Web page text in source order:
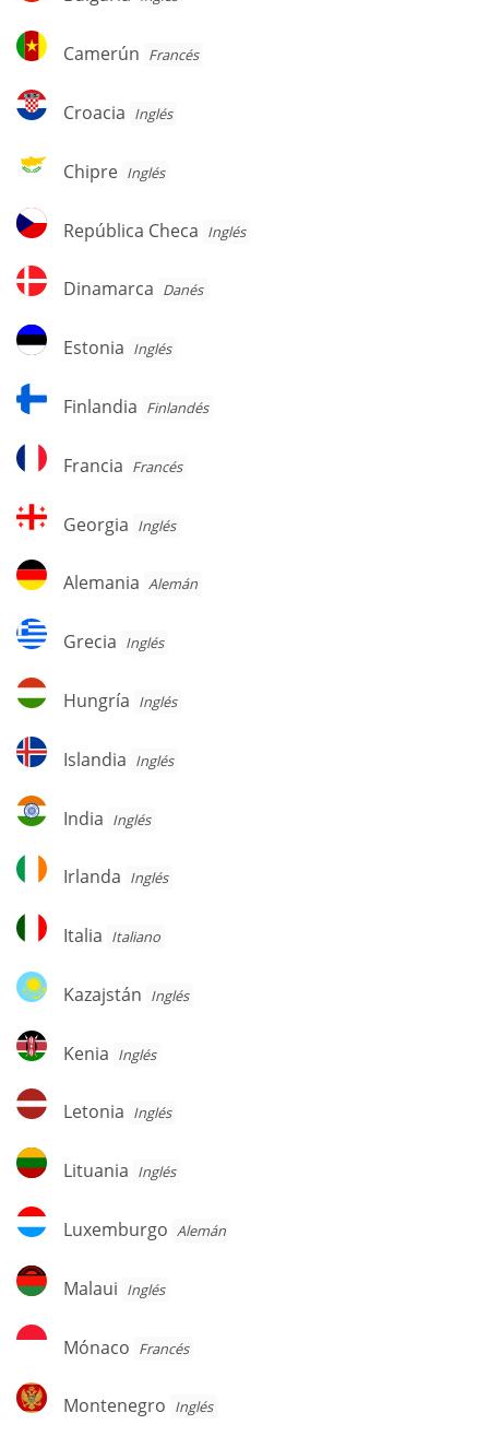
Camerún
Camerún Francés
Croacia
Croacia Inglés
Chipre
Chipre Inglés
República
Checa
República Checa Inglés
Dinamarca
Dinamarca Danés
Estonia
Estonia Inglés
Finlandia
Finlandia Finlandés
Francia
Francia Francés
Georgia
Georgia Inglés
Alemania
Alemania Alemán
Grecia
Grecia Inglés
Hungría
Hungría Inglés
Islandia
Islandia Inglés
India
India Inglés
Irlanda
Irlanda Inglés
Italia
Italia Italiano
Kazajstán
Kazajstán Inglés
Kenia
Kenia Inglés
Letonia
Letonia Inglés
Lituania
Lituania Inglés
Luxemburgo
Luxemburgo Alemán
Malaui
Malaui Inglés
Mónaco
Mónaco Francés
Montenegro
Montenegro Inglés